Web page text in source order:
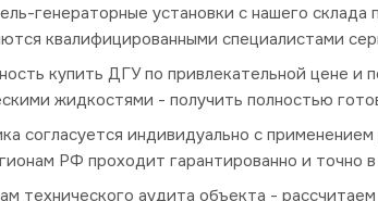
генераторные установки с нашего
квалифицированными специалистами
купить ДГУ по привлекательной цене и
жидкостями - получить полностью
согласуется индивидуально с
РФ проходит гарантированно и точно в
технического аудита объекта -